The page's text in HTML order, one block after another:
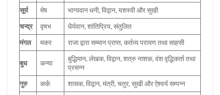
सूर्य मेष
भाग्यवान धनी, विद्वान, यशस्वी और सुखी
चन्द्र
वृषभ
धैर्यवान, शांतिप्रिय, संतुलित
मंगल
मकर राजा द्वारा सम्मान प्राप्त, कर्तव्य परायण तथा साहसी
बुध कन्या
बुद्धिमान, लेखक, विद्वान, शत्रु नाशक, वंश वृद्धिकर्ता तथा
प्रसन्न
गुरु
कर्क
शासक, विद्वान, मंत्री, चतुर, सुखी और ऐश्वर्य सम्पन्न